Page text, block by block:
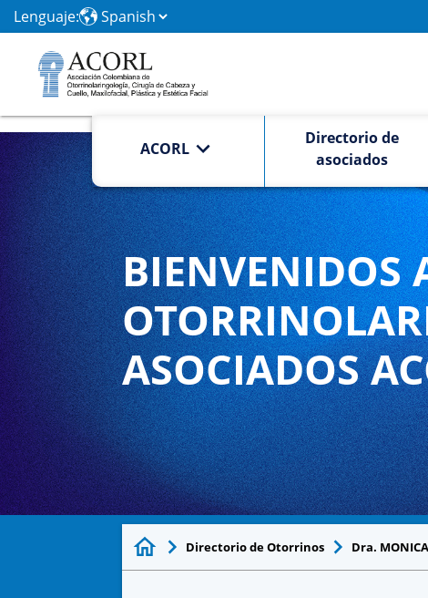
Lenguaje:
ACORL
Directorio de
asociados
BIENVENIDOS
ASOCIADOS
Directorio de Otorrinos Dra.